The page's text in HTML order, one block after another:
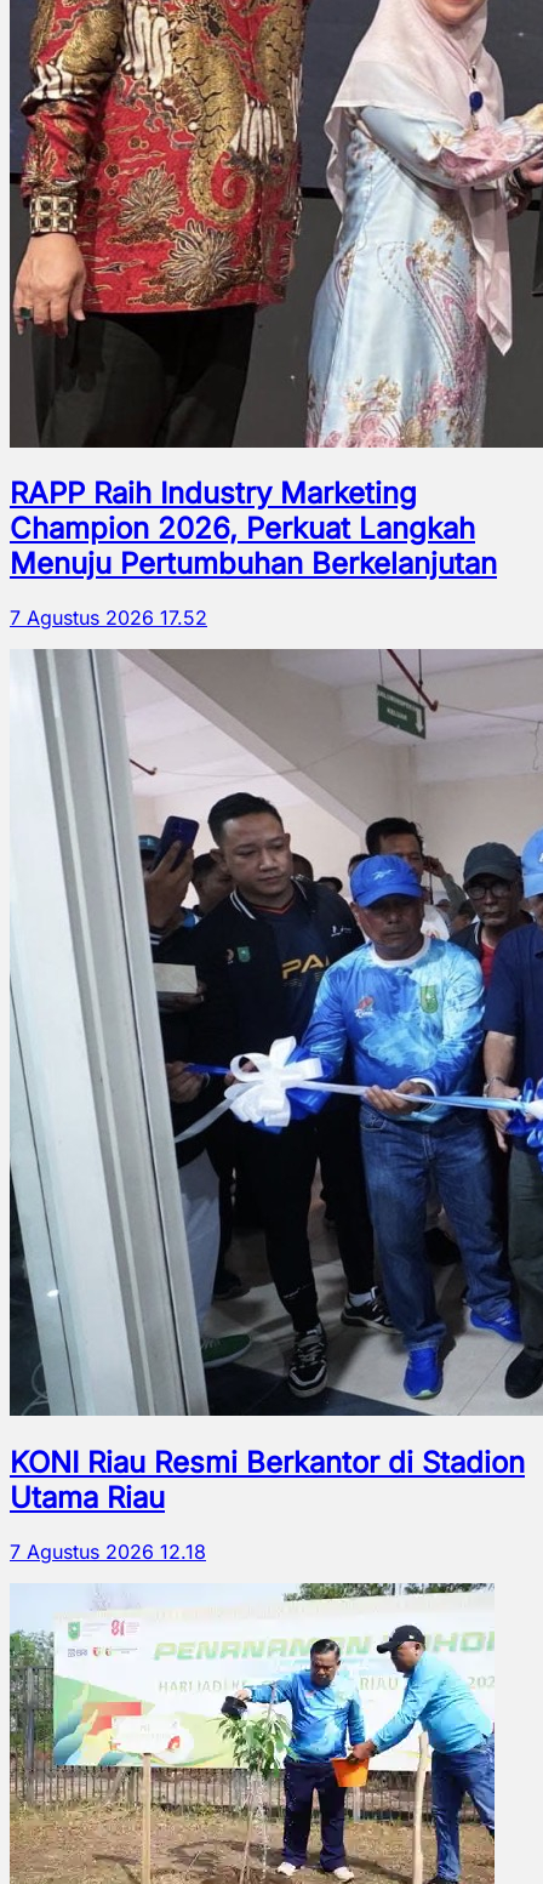
RAPP Raih Industry Marketing
Champion 2026, Perkuat Langkah
Menuju Pertumbuhan Berkelanjutan
7 Agustus 2026 17.52
KONI Riau Resmi Berkantor di Stadion
Utama Riau
7 Agustus 2026 12.18